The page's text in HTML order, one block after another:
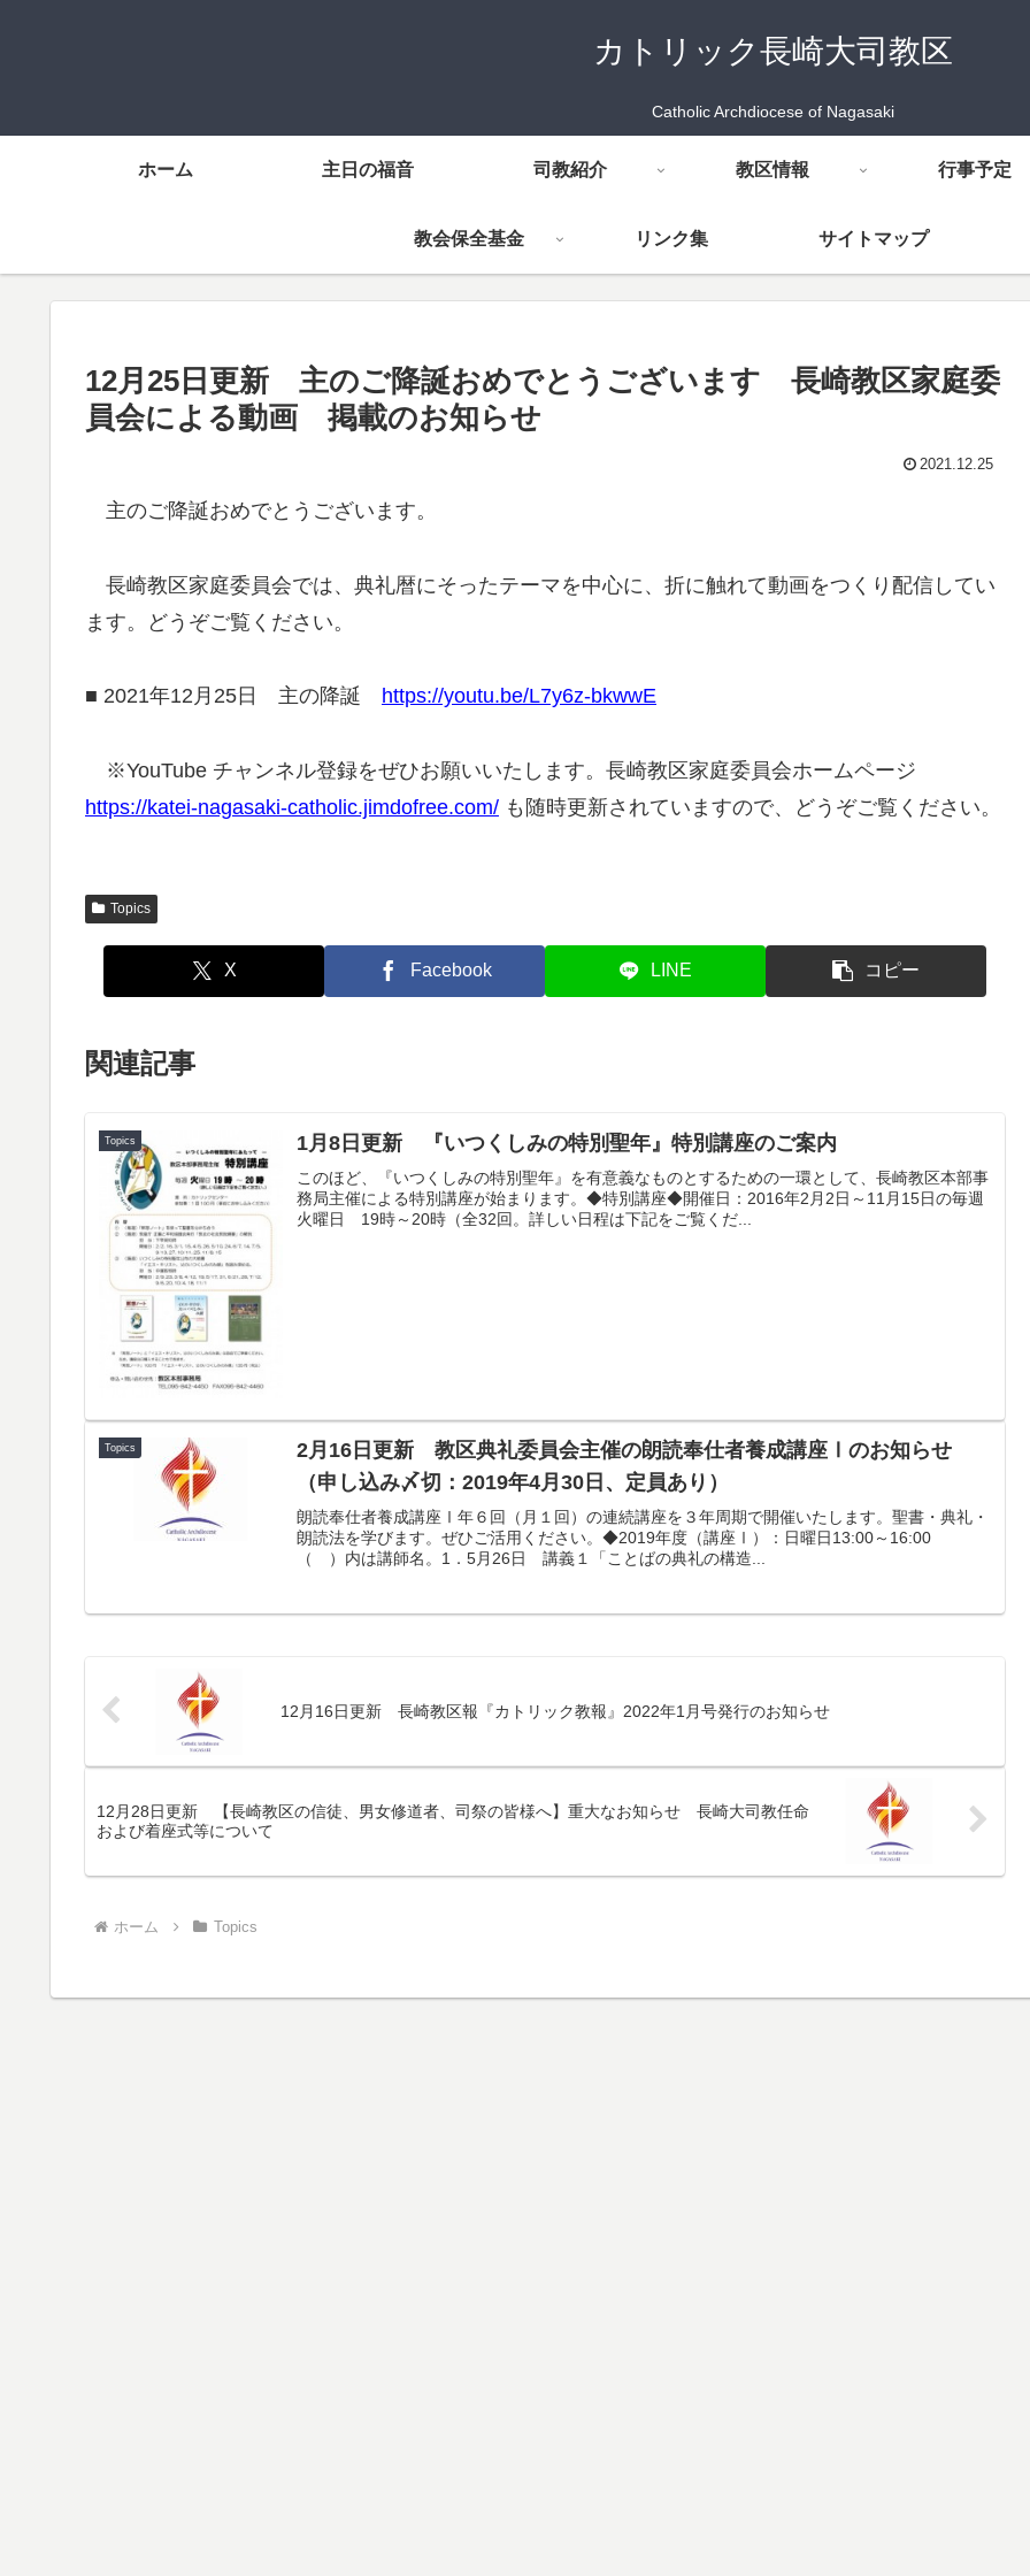
カトリック長崎大司教区
Catholic Archdiocese of Nagasaki
ホーム 主日の福音 司教紹介 教区情報 行事予定
教会保全基金 リンク集 サイトマップ
12月25日更新 主のご降誕おめでとうございます 長崎教区家庭委
員会による動画 掲載のお知らせ
2021.12.25
主のご降誕おめでとうございます。
長崎教区家庭委員会では、典礼暦にそったテーマを中心に、折に触れて動画をつくり配信してい
ます。どうぞご覧ください。
■ 2021年12月25日 主の降誕 https://youtu.be/L7y6z-bkwwE
※YouTube チャンネル登録をぜひお願いいたします。長崎教区家庭委員会ホームページ
https://katei-nagasaki-catholic.jimdofree.com/ も随時更新されていますので、どうぞご覧ください。
Topics
X Facebook LINE コピー
関連記事
Topics 1月8日更新 『いつくしみの特別聖年』特別講座のご案内
このほど、『いつくしみの特別聖年』を有意義なものとするための一環として、長崎教区本部事
務局主催による特別講座が始まります。◆特別講座◆開催日：2016年2月2日～11月15日の毎週
火曜日 19時～20時（全32回。詳しい日程は下記をご覧くだ...
Topics
2月16日更新 教区典礼委員会主催の朗読奉仕者養成講座Ⅰのお知らせ
（申し込み〆切：2019年4月30日、定員あり）
朗読奉仕者養成講座Ⅰ年６回（月１回）の連続講座を３年周期で開催いたします。聖書・典礼・
朗読法を学びます。ぜひご活用ください。◆2019年度（講座Ⅰ）：日曜日13:00～16:00
（ ）内は講師名。1．5月26日 講義１「ことばの典礼の構造...
12月16日更新 長崎教区報『カトリック教報』2022年1月号発行のお知らせ
12月28日更新 【長崎教区の信徒、男女修道者、司祭の皆様へ】重大なお知らせ 長崎大司教任命
および着座式等について
ホーム Topics